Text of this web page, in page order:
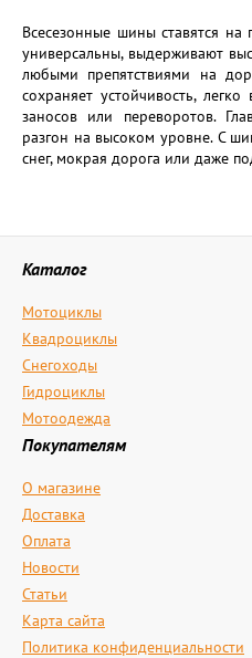
Всесезонные шины ставятся
универсальны, выдерживают
любыми препятствиями на
сохраняет устойчивость,
заносов или переворотов.
разгон на высоком уровне. С
снег, мокрая дорога или даже
Каталог
Мотоциклы
Квадроциклы
Снегоходы
Гидроциклы
Мотоодежда
Покупателям
О магазине
Доставка
Оплата
Новости
Статьи
Карта сайта
Политика конфиденциальности